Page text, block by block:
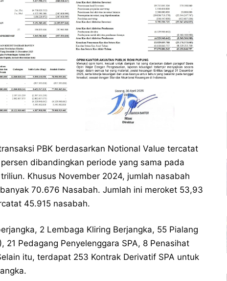
PBK berdasarkan Notional Value tercatat
dibandingkan periode yang sama pada
Khusus November 2024, jumlah nasabah
70.676 Nasabah. Jumlah ini meroket 53,93
45.915 nasabah.
2 Lembaga Kliring Berjangka, 55 Pialang
Pedagang Penyelenggara SPA, 8 Penasihat
itu, terdapat 253 Kontrak Derivatif SPA untuk